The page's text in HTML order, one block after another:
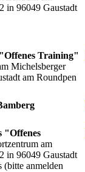
in 96049 Gaustadt
Training"
Michelsberger
am Roundpen
"Offenes
am
in 96049 Gaustadt
(bitte anmelden